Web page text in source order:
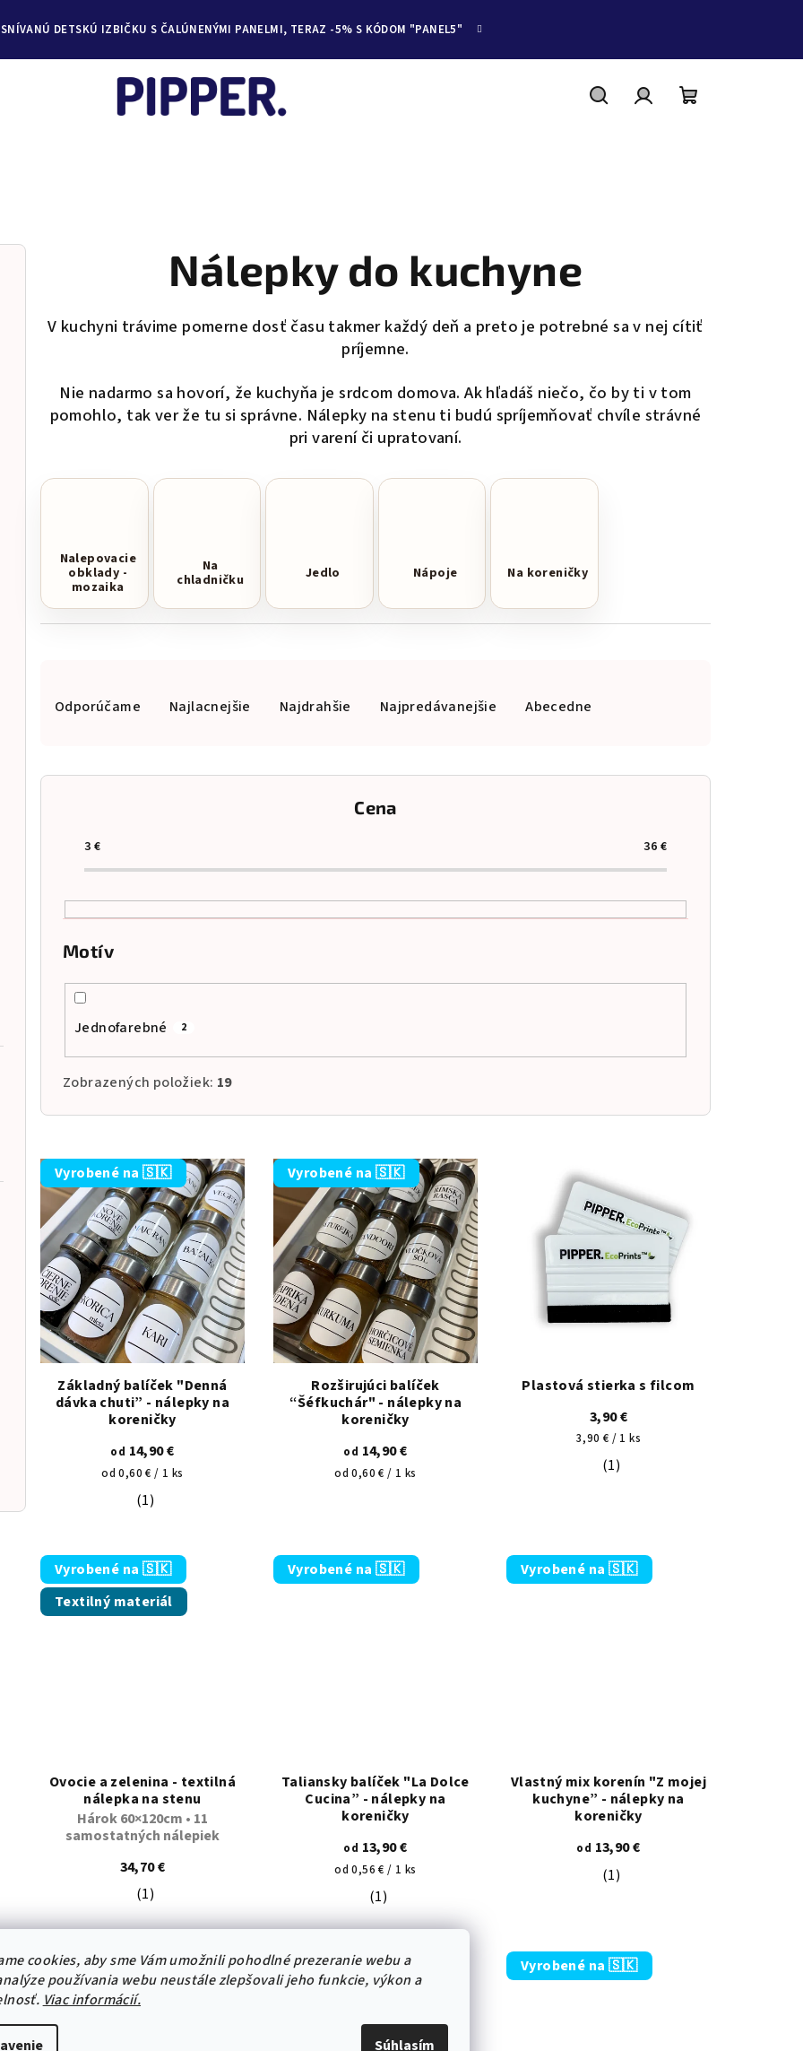
cookies, aby sme Vám umožnili pohodlné prezeranie webu a
používania webu neustále zlepšovali jeho funkcie, výkon a
Viac informácií.
Súhlasím
DETSKÚ IZBIČKU S ČALÚNENÝMI PANELMI, TERAZ -5% S KÓDOM "PANEL5"
2x hárok 60x120cm • 19 samostatných nálepiek
Nálepky do kuchyne
V kuchyni trávime pomerne dosť času takmer každý deň a preto je potrebné sa v nej cítiť
príjemne.
Nie nadarmo sa hovorí, že kuchyňa je srdcom domova. Ak hľadáš niečo, čo by ti v tom
pomohlo, tak ver že tu si správne. Nálepky na stenu ti budú spríjemňovať chvíle strávné
pri varení či upratovaní.
Nalepovacie
obklady -
mozaika
Na
chladničku
Jedlo Nápoje Na koreničky
a
e
t
o
v
Odporúčame Najlacnejšie Najdrahšie Najpredávanejšie Abecedne
Cena
3 € 36 €
Motív
Jednofarebné 2
Zobrazených položiek: 19
V
ý
p
i
s
p
r
o
o
v
Vyrobené na 🇸🇰
Základný balíček "Denná
dávka chuti” - nálepky na
koreničky
od 14,90 €
Jednotková
od 0,60 € / 1 ks
Priemerné hodnotenie produktu je 5,0 z 5 hviezdičiek.
(1)
Vyrobené na 🇸🇰
Rozširujúci balíček
“Šéfkuchár" - nálepky na
koreničky
od 14,90 €
Jednotková
od 0,60 € / 1 ks
Plastová stierka s filcom
3,90 €
Jednotková
3,90 € / 1 ks
Priemerné hodnotenie
(1)
Vyrobené na 🇸🇰
Textilný materiál
Ovocie a zelenina - textilná
nálepka na stenu
Hárok 60×120cm • 11
samostatných nálepiek
34,70 €
Priemerné hodnotenie produktu je 5,0 z 5 hviezdičiek.
(1)
Vyrobené na 🇸🇰
Taliansky balíček "La Dolce
Cucina” - nálepky na
koreničky
od 13,90 €
Jednotková
od 0,56 € / 1 ks
Priemerné hodnotenie produktu je 5,0 z 5 hviezdičiek.
(1)
Vyrobené na 🇸🇰
Vlastný mix korenín "Z mojej
kuchyne” - nálepky na
koreničky
od 13,90 €
Priemerné hodnotenie
(1)
Akcia Vyrobené na 🇸🇰